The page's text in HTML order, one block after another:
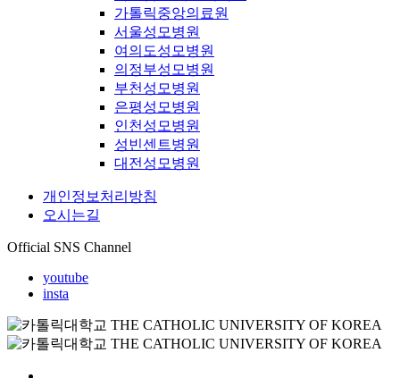
가톨릭중앙의료원
서울성모병원
여의도성모병원
의정부성모병원
부천성모병원
은평성모병원
인천성모병원
성빈센트병원
대전성모병원
개인정보처리방침
오시는길
Official SNS Channel
youtube
insta